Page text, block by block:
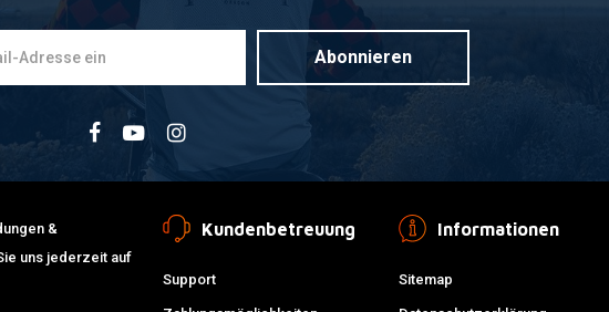
Abonnieren
&
uns jederzeit auf
Kundenbetreuung
Support
Informationen
Sitemap